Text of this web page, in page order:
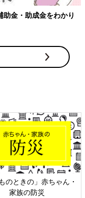
金・助成金をわかり
のときの」赤ちゃん・
家族の防災